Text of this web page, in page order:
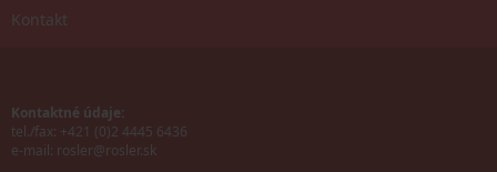
Kontakt
Kontaktné údaje:
tel./fax: +421 (0)2 4445 6436
e-mail: rosler@rosler.sk